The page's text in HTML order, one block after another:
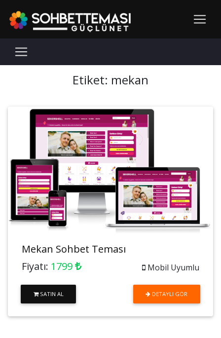
Etiket: mekan
Mekan Sohbet Teması
Fiyatı: 1799 Mobil Uyumlu
SATIN AL DETAYLI GÖR